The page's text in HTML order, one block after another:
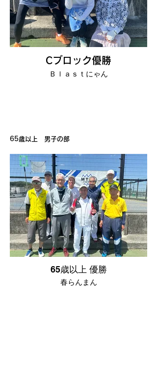
Cブロック優勝
Ｂｌａｓｔにゃん
65歳以上 男子の部
65歳以上 優勝
春らんまん